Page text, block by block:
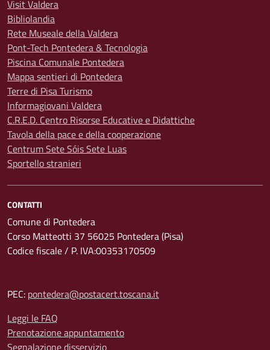
Visit Valdera
Bibliolandia
Rete Museale della Valdera
Pont-Tech Pontedera & Tecnologia
Piscina Comunale Pontedera
Mappa sentieri di Pontedera
Terre di Pisa Turismo
Informagiovani Valdera
C.R.E.D. Centro Risorse Educative e Didattiche
Tavola della pace e della cooperazione
Centrum Sete Sóis Sete Luas
Sportello stranieri
CONTATTI
Comune di Pontedera
Corso Matteotti 37 56025 Pontedera (Pisa)
Codice fiscale / P. IVA:00353170509
PEC: pontedera@postacert.toscana.it
Leggi le FAQ
Prenotazione appuntamento
Segnalazione disservizio